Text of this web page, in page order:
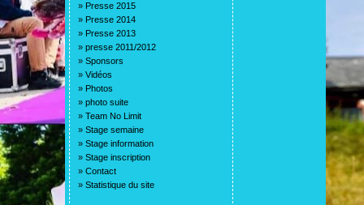
» Presse 2015
» Presse 2014
» Presse 2013
» presse 2011/2012
» Sponsors
» Vidéos
» Photos
» photo suite
» Team No Limit
» Stage semaine
» Stage information
» Stage inscription
» Contact
» Statistique du site